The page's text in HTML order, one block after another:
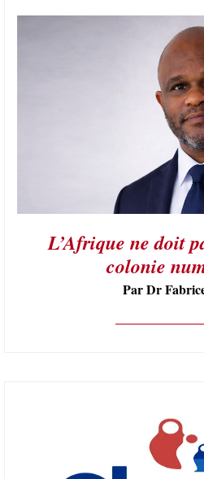
L’Afrique ne doit
colonie
Par Dr